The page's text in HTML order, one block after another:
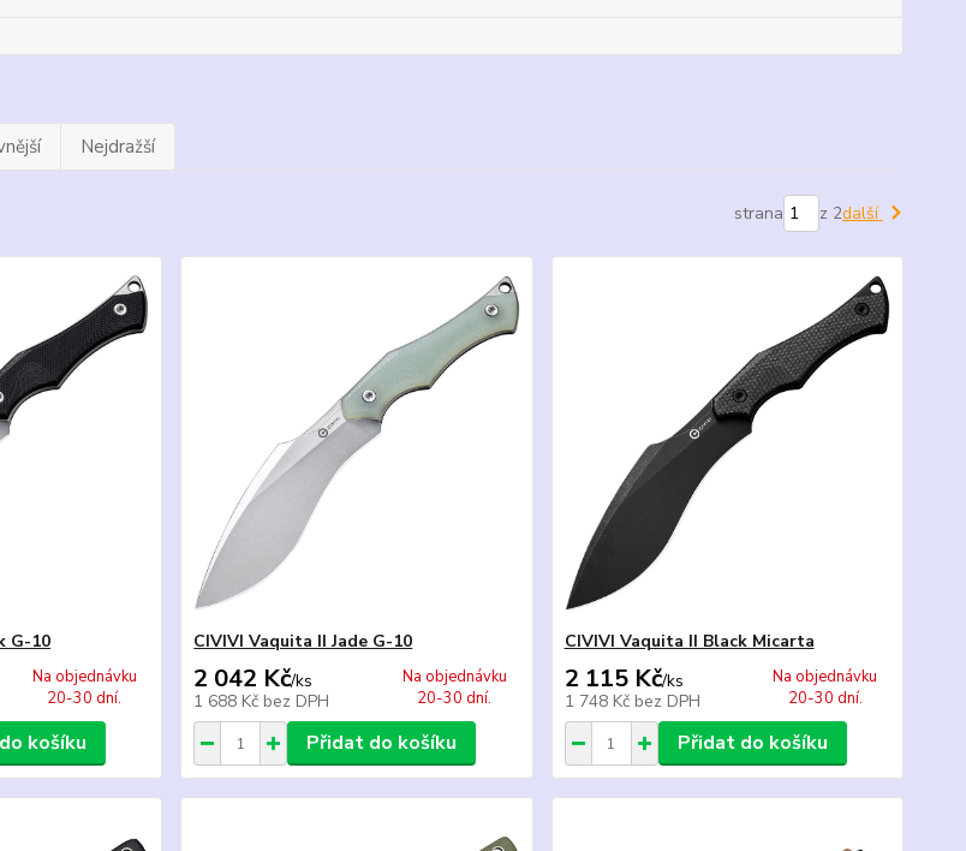
Nejdražší
strana z 2další
G-10
Na objednávku
20-30 dní.
košíku
CIVIVI Vaquita II Jade G-10
2 042 Kč/ks
1 688 Kč bez DPH
Na objednávku
20-30 dní.
Přidat do košíku
CIVIVI Vaquita II Black Micarta
2 115 Kč/ks
1 748 Kč bez DPH
Na objednávku
20-30 dní.
Přidat do košíku